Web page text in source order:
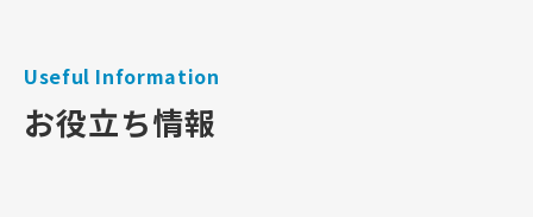
Useful Information
お役立ち情報